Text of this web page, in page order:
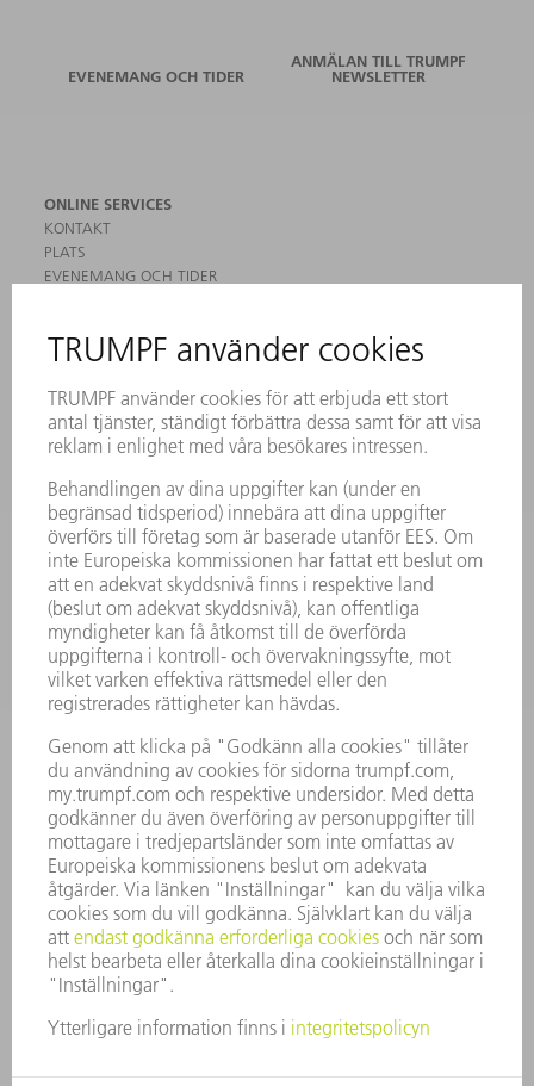
EVENEMANG OCH TIDER
ANMÄLAN TILL TRUMPF
NEWSLETTER
ONLINE SERVICES
KONTAKT
PLATS
EVENEMANG OCH TIDER
SÄKERHETSDATABLAD
MASKINER & SYSTEM
LASER
KRAFTELEKTRONIK
SMART FACTORY
MJUKVARA
SERVICES
TILLÄMPNINGAR
BRANSCHER
FÖRETAG
KARRIÄR
LEDIGA TJÄNSTER
FÖRETAGSPROFIL
STYRELSE
FÖRETAGSPRINCIPER
ÖVERENSSTÄMMELSE
RÅDGIVARSYSTEM
SECURITY
PRESSMEDDELANDEN
MAGASIN
HÅLLBARHET
MILJÖ & KLIMAT
SOCIALT & SAMHÄLLE
FÖRETAGSMANAGEMENT